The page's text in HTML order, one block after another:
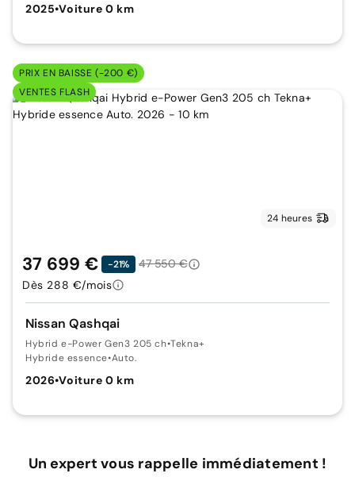
2025•Voiture 0 km
PRIX EN BAISSE (-200 €)
VENTES FLASH
24 heures
Nissan Qashqai
Hybrid e-Power Gen3 205 ch•Tekna+
Hybride essence•Auto.
2026•Voiture 0 km
37 699 € -21%
47 550 €
Dès 288 €/mois
Un expert vous rappelle immédiatement !